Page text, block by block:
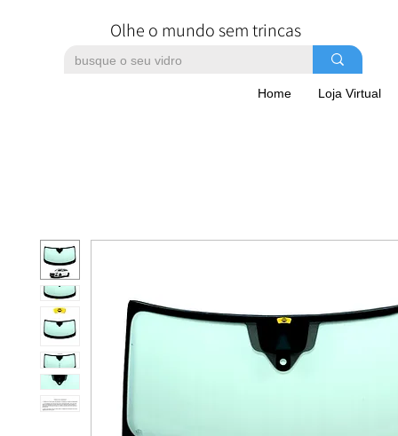
Olhe o mundo sem trincas
Home Loja Virtual